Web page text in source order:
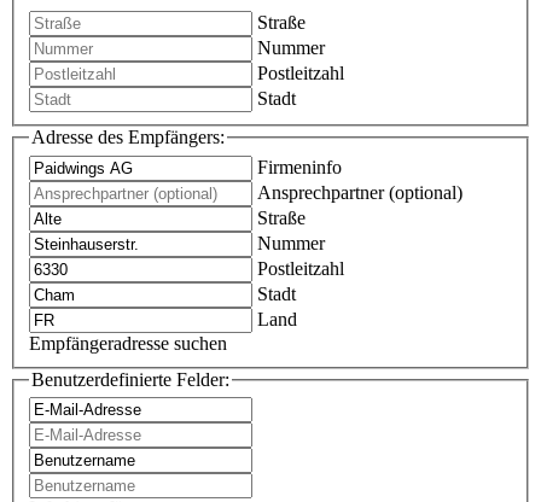
Straße
Nummer
Postleitzahl
Stadt
Adresse des Empfängers:
Firmeninfo
Ansprechpartner (optional)
Straße
Nummer
Postleitzahl
Stadt
Land
Empfängeradresse suchen
Benutzerdefinierte Felder: